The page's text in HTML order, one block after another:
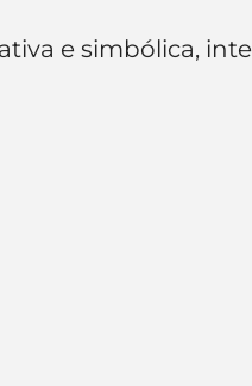
e simbólica,